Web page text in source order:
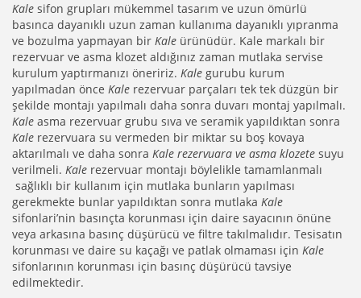
Kale sifon grupları mükemmel tasarım ve uzun ömürlü
basınca dayanıklı uzun zaman kullanıma dayanıklı yıpranma
ve bozulma yapmayan bir Kale ürünüdür. Kale markalı bir
rezervuar ve asma klozet aldığınız zaman mutlaka servise
kurulum yaptırmanızı öneririz. Kale gurubu kurum
yapılmadan önce Kale rezervuar parçaları tek tek düzgün bir
şekilde montajı yapılmalı daha sonra duvarı montaj yapılmalı.
Kale asma rezervuar grubu sıva ve seramik yapıldıktan sonra
Kale rezervuara su vermeden bir miktar su boş kovaya
aktarılmalı ve daha sonra Kale rezervuara ve asma klozete suyu
verilmeli. Kale rezervuar montajı böylelikle tamamlanmalı
sağlıklı bir kullanım için mutlaka bunların yapılması
gerekmekte bunlar yapıldıktan sonra mutlaka Kale
sifonlari’nin basınçta korunması için daire sayacının önüne
veya arkasına basınç düşürücü ve filtre takılmalıdır. Tesisatın
korunması ve daire su kaçağı ve patlak olmaması için Kale
sifonlarının korunması için basınç düşürücü tavsiye
edilmektedir.